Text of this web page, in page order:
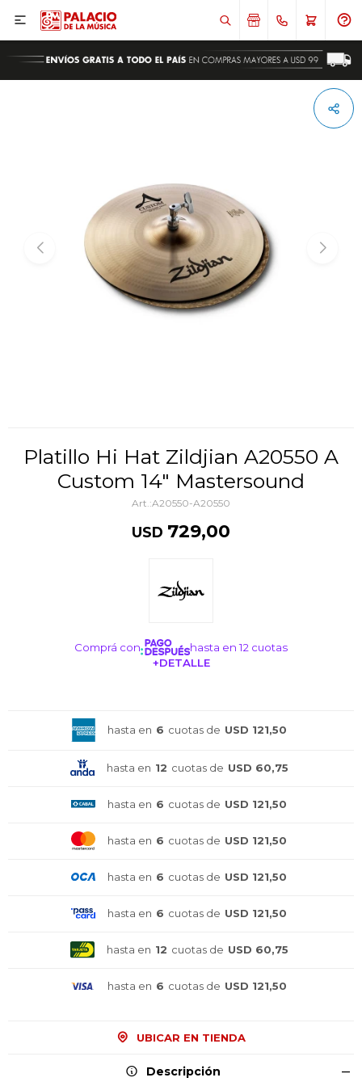

Platillo Hi Hat Zildjian A20550 A
Custom 14" Mastersound
A20550-A20550
USD 729,00
Comprá con
hasta en 12 cuotas
+DETALLE
hasta en 6 cuotas de USD 121,50
hasta en 12 cuotas de USD 60,75
hasta en 6 cuotas de USD 121,50
hasta en 6 cuotas de USD 121,50
hasta en 6 cuotas de USD 121,50
hasta en 6 cuotas de USD 121,50
hasta en 12 cuotas de USD 60,75
hasta en 6 cuotas de USD 121,50
UBICAR EN TIENDA
Descripción
12 cuotas * ¡Solo con tu cédula!
12 cuotas * ¡Solo con tu cédula!
12 cuotas * ¡Solo con tu cédula!